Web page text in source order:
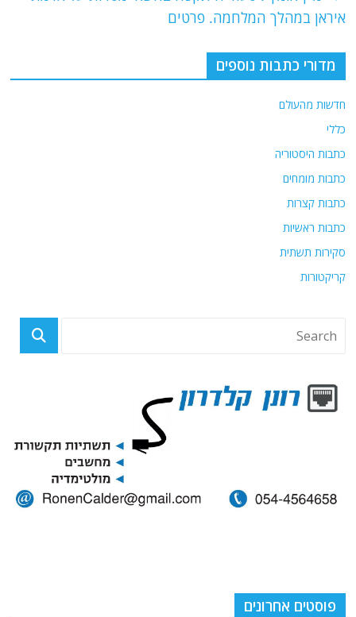
A
p
p
ra
m
b
o
איראן במהלך המלחמה. פרטים
מדורי כתבות נוספים
חדשות מהעולם
כללי
כתבות היסטוריה
כתבות מומחים
כתבות קצרות
כתבות ראשיות
סקירות תשתית
קריקטורות
פוסטים אחרונים